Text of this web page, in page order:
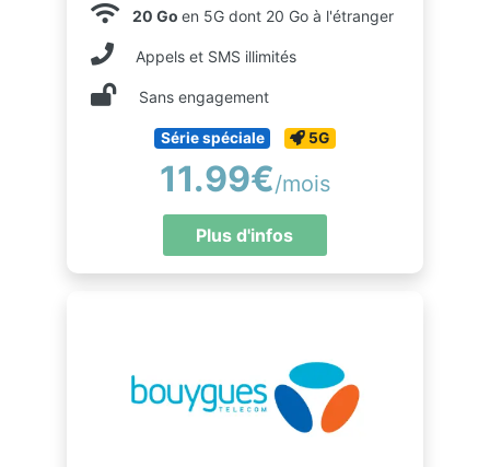
20 Go en 5G dont 20 Go à l'étranger
Appels et SMS illimités
Sans engagement
Série spéciale 5G
11.99€/mois
Plus d'infos